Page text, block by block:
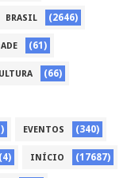
BRASIL (2646)
(61)
(66)
EVENTOS (340)
(4) INÍCIO (17687)